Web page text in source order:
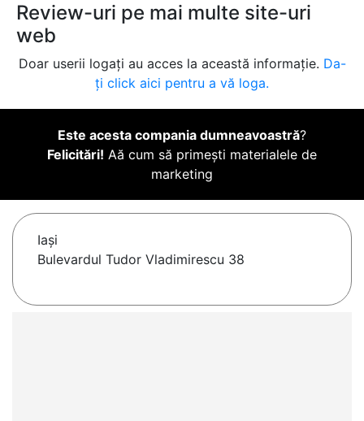
Review-uri pe mai multe site-uri
web
Doar userii logați au acces la această informație. Da-
ți click aici pentru a vă loga.
Este acesta compania dumneavoastră?
Felicitări! Aă cum să primești materialele de
marketing
Iaşi
Bulevardul Tudor Vladimirescu 38